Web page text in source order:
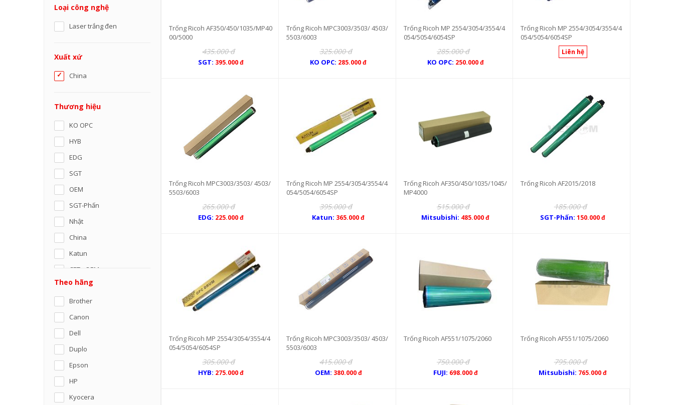
SGT
Mitsubshi
Loại công nghệ
Laser trắng đen
Xuất xứ
China
Thương hiệu
KO OPC
HYB
EDG
SGT
OEM
SGT-Phấn
Nhật
China
Katun
CET - OEM
Mitsubishi
FUJI
CET
Nhật M
Chính hãng
Theo hãng
Brother
Canon
Dell
Duplo
Epson
HP
Kyocera
Trống Ricoh AF350/450/1035/MP40
00/5000
435.000 đ
SGT: 395.000 đ
Trống Ricoh MPC3003/3503/ 4503/
5503/6003
325.000 đ
KO OPC: 285.000 đ
Trống Ricoh MP 2554/3054/3554/4
054/5054/6054SP
285.000 đ
KO OPC: 250.000 đ
Trống Ricoh MP 2554/3054/3554/4
054/5054/6054SP
Liên hệ
Trống Ricoh MPC3003/3503/ 4503/
5503/6003
265.000 đ
EDG: 225.000 đ
Trống Ricoh MP 2554/3054/3554/4
054/5054/6054SP
395.000 đ
Katun: 365.000 đ
Trống Ricoh AF350/450/1035/1045/
MP4000
515.000 đ
Mitsubishi: 485.000 đ
Trống Ricoh AF2015/2018
185.000 đ
SGT-Phấn:150.000 đ
Trống Ricoh MP 2554/3054/3554/4
054/5054/6054SP
305.000 đ
HYB: 275.000 đ
Trống Ricoh MPC3003/3503/ 4503/
5503/6003
415.000 đ
OEM: 380.000 đ
Trống Ricoh AF551/1075/2060
750.000 đ
FUJI: 698.000 đ
Trống Ricoh AF551/1075/2060
795.000 đ
Mitsubishi: 765.000 đ